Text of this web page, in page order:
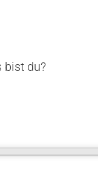
bist du?